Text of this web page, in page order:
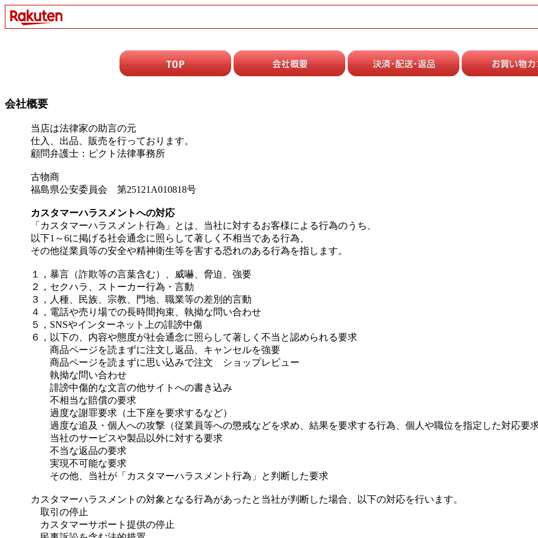
会社概要
当店は法律家の助言の元
仕入、出品、販売を行っております。
顧問弁護士：ピクト法律事務所
古物商
福島県公安委員会 第25121A010818号
カスタマーハラスメントへの対応
「カスタマーハラスメント行為」とは、当社に対するお客様による行為のうち、
以下1～6に掲げる社会通念に照らして著しく不相当である行為、
その他従業員等の安全や精神衛生等を害する恐れのある行為を指します。
１，暴言（詐欺等の言葉含む）、威嚇、脅迫、強要
２，セクハラ、ストーカー行為・言動
３，人種、民族、宗教、門地、職業等の差別的言動
４，電話や売り場での長時間拘束、執拗な問い合わせ
５，SNSやインターネット上の誹謗中傷
６，以下の、内容や態度が社会通念に照らして著しく不当と認められる要求
商品ページを読まずに注文し返品、キャンセルを強要
商品ページを読まずに思い込みで注文 ショップレビュー
執拗な問い合わせ
誹謗中傷的な文言の他サイトへの書き込み
不相当な賠償の要求
過度な謝罪要求（土下座を要求するなど）
過度な追及・個人への攻撃（従業員等への懲戒などを求め、結果を要求する行為、個人や職位を指定した対応要
当社のサービスや製品以外に対する要求
不当な返品の要求
実現不可能な要求
その他、当社が「カスタマーハラスメント行為」と判断した要求
カスタマーハラスメントの対象となる行為があったと当社が判断した場合、以下の対応を行います。
取引の停止
カスタマーサポート提供の停止